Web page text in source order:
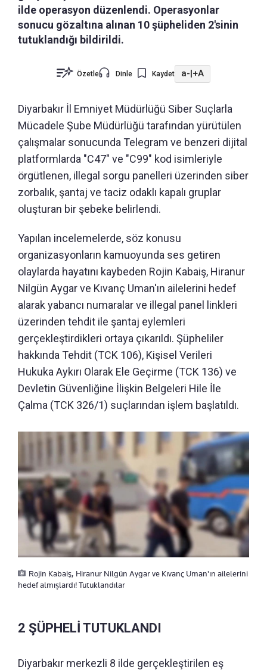
ilde operasyon düzenlendi. Operasyonlar
sonucu gözaltına alınan 10 şüpheliden 2'sinin
tutuklandığı bildirildi.
Özetle Dinle Kaydet a- +A
Diyarbakır İl Emniyet Müdürlüğü Siber Suçlarla
Mücadele Şube Müdürlüğü tarafından yürütülen
çalışmalar sonucunda Telegram ve benzeri dijital
platformlarda "C47" ve "C99" kod isimleriyle
örgütlenen, illegal sorgu panelleri üzerinden siber
zorbalık, şantaj ve taciz odaklı kapalı gruplar
oluşturan bir şebeke belirlendi.
Yapılan incelemelerde, söz konusu
organizasyonların kamuoyunda ses getiren
olaylarda hayatını kaybeden Rojin Kabaiş, Hiranur
Nilgün Aygar ve Kıvanç Uman'ın ailelerini hedef
alarak yabancı numaralar ve illegal panel linkleri
üzerinden tehdit ile şantaj eylemleri
gerçekleştirdikleri ortaya çıkarıldı. Şüpheliler
hakkında Tehdit (TCK 106), Kişisel Verileri
Hukuka Aykırı Olarak Ele Geçirme (TCK 136) ve
Devletin Güvenliğine İlişkin Belgeleri Hile İle
Çalma (TCK 326/1) suçlarından işlem başlatıldı.
Rojin Kabaiş, Hiranur Nilgün Aygar ve Kıvanç Uman'ın ailelerini
hedef almışlardı! Tutuklandılar
2 ŞÜPHELİ TUTUKLANDI
Diyarbakır merkezli 8 ilde gerçekleştirilen eş